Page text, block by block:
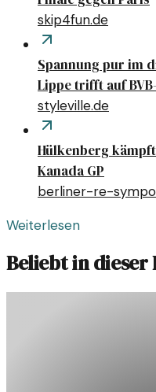
skip4fun.de
Spannung pur im
Lippe trifft auf
styleville.de
Hülkenberg
Kanada GP
berliner-re-
Weiterlesen
Beliebt in dieser